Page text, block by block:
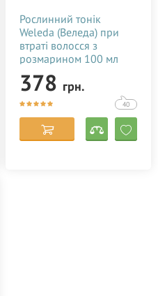
Рослинний тонік
Weleda (Веледа) при
втраті волосся з
розмарином 100 мл
378 грн.
40